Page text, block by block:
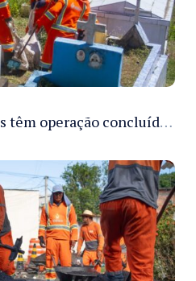
Cemitérios de Manaus têm operação concluída e estrutura pronta para receber famílias no Dia dos Pais